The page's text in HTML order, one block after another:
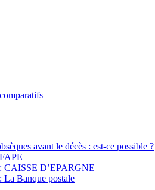
avant le décès : est-ce possible ?
CAISSE D’EPARGNE
La Banque postale